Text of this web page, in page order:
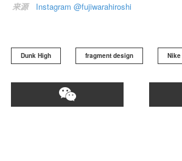
来源 Instagram @fujiwarahiroshi
Dunk High fragment design Nike